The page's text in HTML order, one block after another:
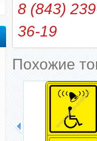
8 (843)
36-19
Похожие